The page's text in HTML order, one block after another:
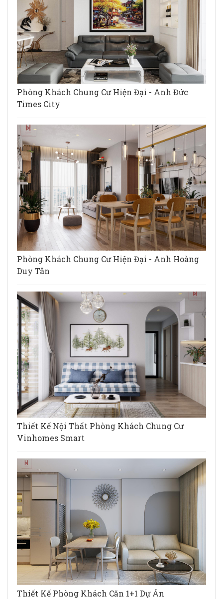
Phòng Khách Chung Cư Hiện Đại - Anh Đức
Times City
Phòng Khách Chung Cư Hiện Đại - Anh Hoàng
Duy Tân
Thiết Kế Nội Thất Phòng Khách Chung Cư
Vinhomes Smart
Thiết Kế Phòng Khách Căn 1+1 Dự Án